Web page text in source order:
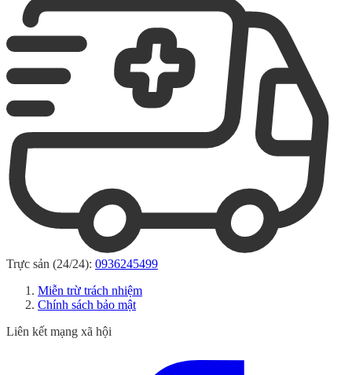
Trực sản (24/24): 0936245499
Miễn trừ trách nhiệm
Chính sách bảo mật
Liên kết mạng xã hội